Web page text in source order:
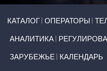
КАТАЛОГ ОПЕРАТОРЫ
АНАЛИТИКА
ЗАРУБЕЖЬЕ КАЛЕНДАРЬ